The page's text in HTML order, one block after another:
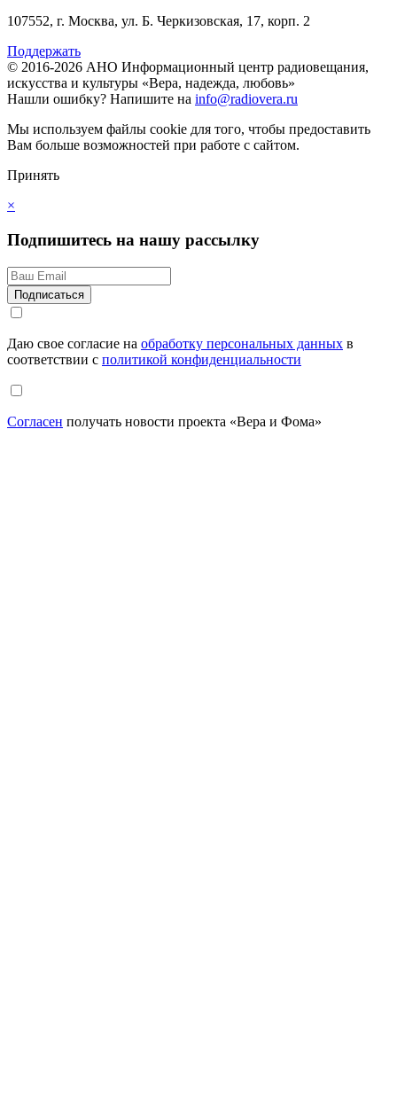
107552, г. Москва, ул. Б. Черкизовская, 17, корп. 2
Поддержать
© 2016-2026 АНО Информационный центр радиовещания,
искусства и культуры «Вера, надежда, любовь»
Нашли ошибку? Напишите на info@radiovera.ru
Мы используем файлы cookie для того, чтобы предоставить
Вам больше возможностей при работе с сайтом.
Принять
×
Подпишитесь на нашу рассылку
Даю свое согласие на обработку персональных данных в
соответствии с политикой конфиденциальности
Согласен получать новости проекта «Вера и Фома»